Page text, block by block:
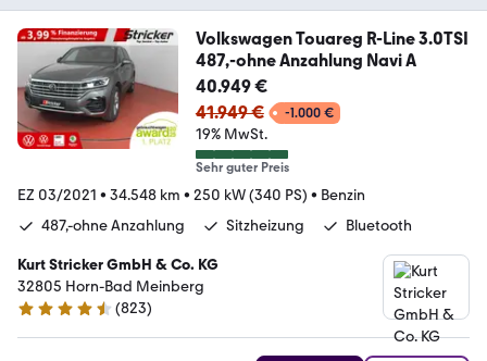
Volkswagen Touareg R-Line 3.0TSI
487,-ohne Anzahlung Navi A
40.949 €
41.949 €
-1.000 €
19% MwSt.
Sehr guter Preis
EZ 03/2021 • 34.548 km • 250 kW (340 PS) • Benzin
487,-ohne Anzahlung
Sitzheizung Bluetooth
Kurt Stricker GmbH & Co. KG
32805 Horn-Bad Meinberg
4.7 Sterne
(823)